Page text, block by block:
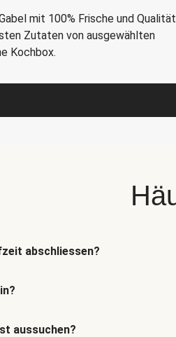
mit 100% Frische und
Zutaten von ausgewählten
Kochbox.
abschliessen?
aussuchen?